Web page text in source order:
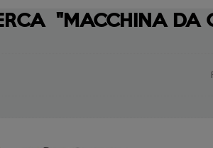
"MACCHINA DA